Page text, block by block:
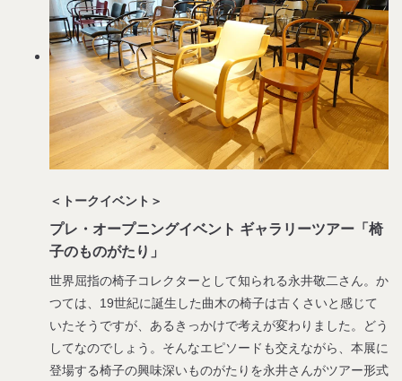
＜トークイベント＞
プレ・オープニングイベント ギャラリーツアー「椅
子のものがたり」
世界屈指の椅子コレクターとして知られる永井敬二さん。か
つては、19世紀に誕生した曲木の椅子は古くさいと感じて
いたそうですが、あるきっかけで考えが変わりました。どう
してなのでしょう。そんなエピソードも交えながら、本展に
登場する椅子の興味深いものがたりを永井さんがツアー形式